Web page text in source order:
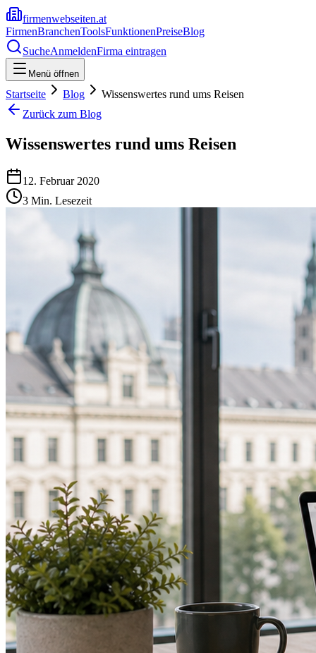
firmenwebseiten.at
FirmenBranchenToolsFunktionenPreiseBlog
SucheAnmeldenFirma eintragen
Menü öffnen
Startseite Blog
Wissenswertes rund ums Reisen
Zurück zum Blog
Wissenswertes rund ums Reisen
12. Februar 2020
3 Min. Lesezeit